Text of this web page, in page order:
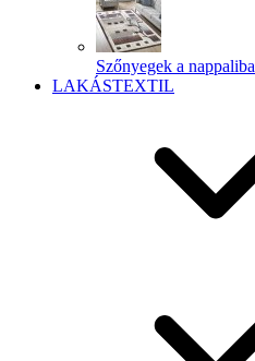
Szőnyegek a nappaliba
LAKÁSTEXTIL